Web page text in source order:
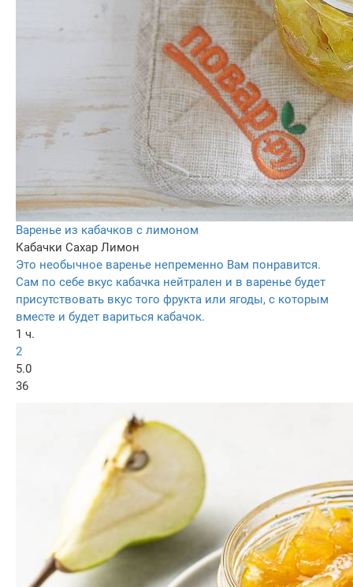
Варенье из кабачков с лимоном
Кабачки Сахар Лимон
Это необычное варенье непременно Вам понравится.
Сам по себе вкус кабачка нейтрален и в варенье будет
присутствовать вкус того фрукта или ягоды, с которым
вместе и будет вариться кабачок.
1 ч.
2
5.0
36